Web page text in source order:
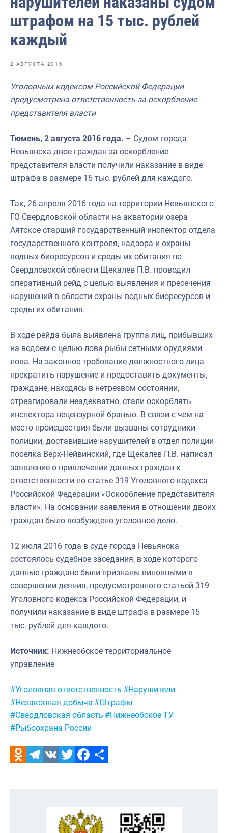
Отраслевые СМИ
Выставки и конференции
Научно-практическая литература
Рыбоохрана России
Отрасль в цифрах
Инфографика
Укрепление духовно-нравственных ценностей
События в России и мире
штрафом на 15 тыс. рублей
каждый
2 АВГУСТА 2016
Уголовным кодексом Российской Федерации
предусмотрена ответственность за оскорбление
представителя власти
Тюмень, 2 августа 2016 года. – Судом города
Невьянска двое граждан за оскорбление
представителя власти получили наказание в виде
штрафа в размере 15 тыс. рублей для каждого.
Так, 26 апреля 2016 года на территории Невьянского
ГО Свердловской области на акватории озера
Аятское старший государственный инспектор отдела
государственного контроля, надзора и охраны
водных биоресурсов и среды их обитания по
Свердловской области Щекалев П.В. проводил
оперативный рейд с целью выявления и пресечения
нарушений в области охраны водных биоресурсов и
среды их обитания.
В ходе рейда была выявлена группа лиц, прибывших
на водоем с целью лова рыбы сетными орудиями
лова. На законное требование должностного лица
прекратить нарушение и предоставить документы,
граждане, находясь в нетрезвом состоянии,
отреагировали неадекватно, стали оскорблять
инспектора нецензурной бранью. В связи с чем на
место происшествия были вызваны сотрудники
полиции, доставившие нарушителей в отдел полиции
поселка Верх-Нейвинский, где Щекалев П.В. написал
заявление о привлечении данных граждан к
ответственности по статье 319 Уголовного кодекса
Российской Федерации «Оскорбление представителя
власти». На основании заявления в отношении двоих
граждан было возбуждено уголовное дело.
12 июля 2016 года в суде города Невьянска
состоялось судебное заседания, в ходе которого
данные граждане были признаны виновными в
совершении деяния, предусмотренного статьей 319
Уголовного кодекса Российской Федерации, и
получили наказание в виде штрафа в размере 15
тыс. рублей для каждого.
Источник: Нижнеобское территориальное
управление
Метки:
#Уголовная ответственность #Нарушители
#Незаконная добыча #Штрафы
#Свердловская область #Нижнеобское ТУ
#Рыбоохрана России